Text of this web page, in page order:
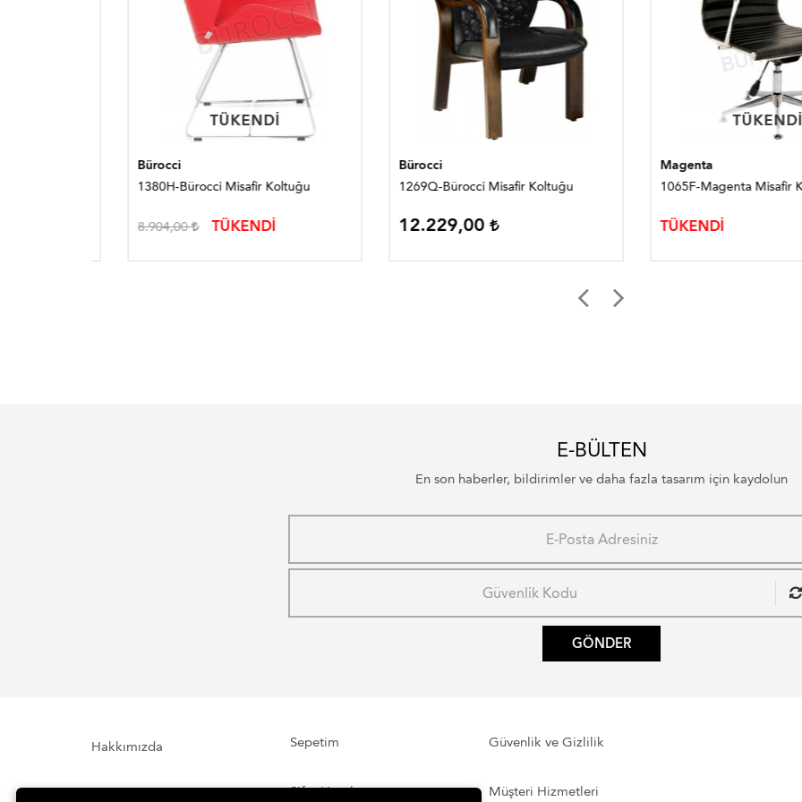
TÜKENDI
TÜKENDI
Bürocci
1380H-Bürocci Misafir Koltuğu
8.904,00 TÜKENDİ
Bürocci
1269Q-Bürocci Misafir Koltuğu
12.229,00
TÜKENDI
TÜKENDI
Magenta
1065F-Magenta Misafir
TÜKENDİ
E-BÜLTEN
En son haberler, bildirimler ve daha fazla tasarım için kaydolun
GÖNDER
Hakkımızda Sepetim
Şifre Hatırlatma
Güvenlik ve Gizlilik
Müşteri Hizmetleri